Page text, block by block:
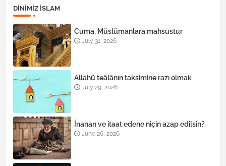
DINIMIZ ISLAM
Cuma, Müslümanlara mahsustur
July 31, 2026
Allahü teâlânın taksimine razı olmak
July 29, 2026
İnanan ve itaat edene niçin azap edilsin?
June 26, 2026